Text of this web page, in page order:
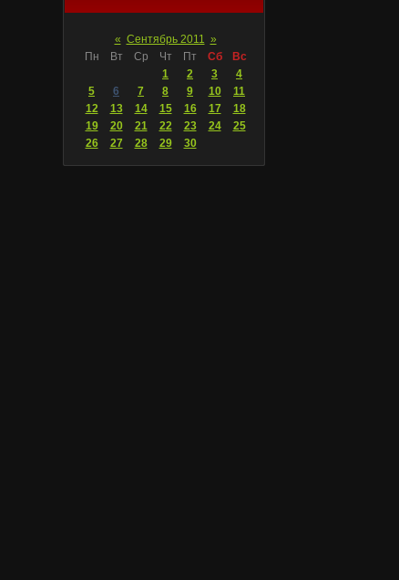
« Сентябрь 2011 »
Пн
Вт Ср Чт Пт Сб
Вс
1
2 3
4
5
6 7 8 9 10
11
12
13 14 15 16 17
18
19
20 21 22 23 24
25
26
27 28 29 30